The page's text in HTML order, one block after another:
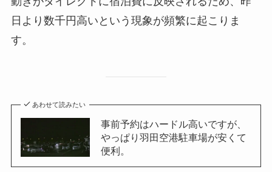
日より数千円高いという現象が頻繁に起こりま
す。
あわせて読みたい
事前予約はハードル高いですが、
やっぱり羽田空港駐車場が安くて
便利。